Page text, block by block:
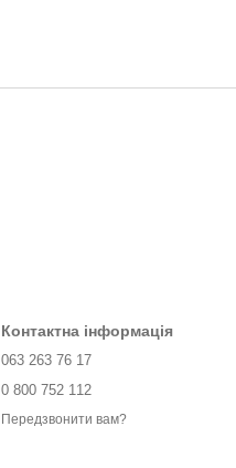
Контактна інформація
063 263 76 17
0 800 752 112
Передзвонити вам?